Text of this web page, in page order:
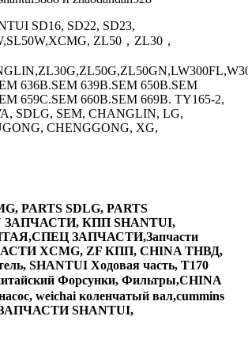
SD16, SD22, SD23,
ZL50，ZL30，
636B.SEM 639B.SEM 650B.SEM
659C.SEM 660B.SEM 669B. TY165-2,
SDLG, SEM, CHANGLIN, LG,
CHENGGONG, XG,
PARTS SDLG, PARTS
ЗАПЧАСТИ, КПП SHANTUI,
ЗАПЧАСТИ,Запчасти
XCMG, ZF КПП, CHINA ТНВД,
SHANTUI Ходовая часть, T170
Форсунки, Фильтры,CHINA
weichai коленчатый вал,cummins
SHANTUI,